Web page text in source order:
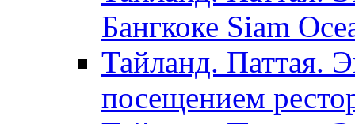
Бангкоке Siam
Тайланд. Паттая.
посещением